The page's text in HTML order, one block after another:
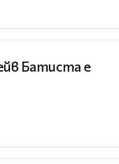
Батиста е